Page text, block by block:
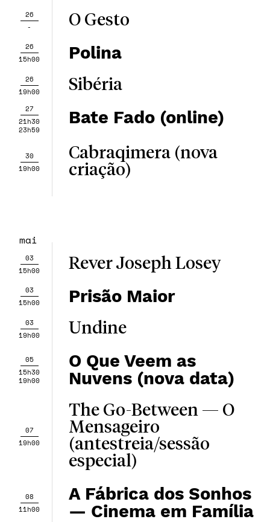
26
-
O Gesto
26
15h00
Polina
26
19h00
Sibéria
27
21h30
23h59
Bate Fado (online)
30
19h00
Cabraqimera (nova
criação)
mai
03
15h00
Rever Joseph Losey
03
15h00
Prisão Maior
03
19h00
Undine
05
15h30
19h00
O Que Veem as
Nuvens (nova data)
07
19h00
The Go-Between — O
Mensageiro
(antestreia/sessão
especial)
08
11h00
A Fábrica dos Sonhos
— Cinema em Família